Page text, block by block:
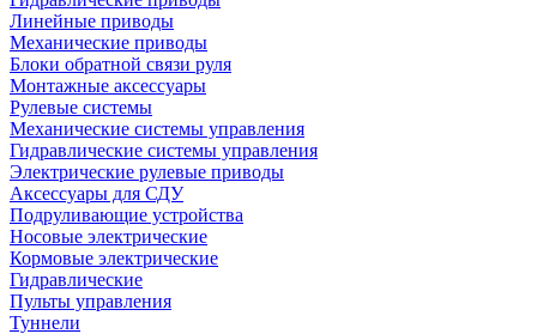
Линейные приводы
Механические приводы
Блоки обратной связи руля
Монтажные аксессуары
Рулевые системы
Механические системы управления
Гидравлические системы управления
Электрические рулевые приводы
Аксессуары для СДУ
Подруливающие устройства
Носовые электрические
Кормовые электрические
Гидравлические
Пульты управления
Туннели